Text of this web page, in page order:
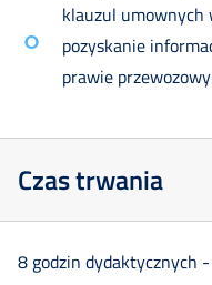
klauzul umownych
pozyskanie
prawie
Czas trwania
8 godzin dydaktycznych